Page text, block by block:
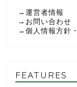
→ 運営者情報
→ お問い合わせ
→ 個人情報方針
FEATURES